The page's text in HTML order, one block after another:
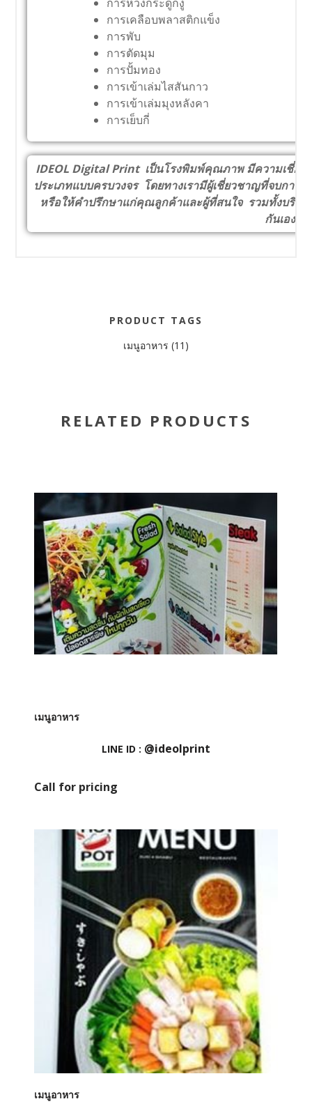
การเคลือบพลาสติกแข็ง
การพับ
การตัดมุม
การปั้มทอง
การเข้าเล่มไสสันกาว
การเข้าเล่มมุงหลังคา
การเย็บกี่
IDEOL Digital Print เป็นโรงพิมพ์คุณภาพ มีความเชี่ย
ประเภทแบบครบวงจร โดยทางเรามีผู้เชี่ยวชาญที่จบกา
หรือให้คำปรึกษาแก่คุณลูกค้าและผู้ที่สนใจ รวมทั้งบริกา
กันเอง
PRODUCT TAGS
เมนูอาหาร (11)
RELATED PRODUCTS
เมนูอาหาร
LINE ID : @ideolprint
Call for pricing
เมนูอาหาร